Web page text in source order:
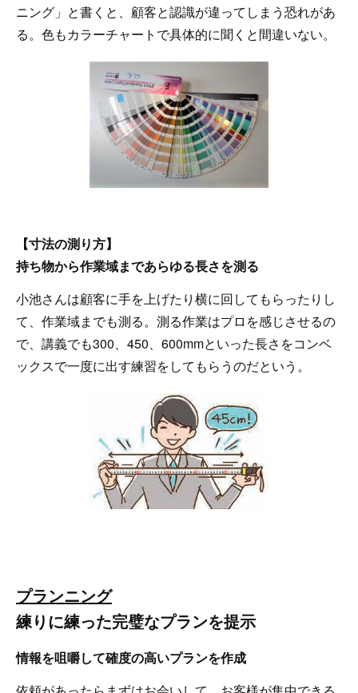
ニング」と書くと、顧客と認識が違ってしまう恐れがあ
る。色もカラーチャートで具体的に聞くと間違いない。
【寸法の測り方】
持ち物から作業域まであらゆる長さを測る
小池さんは顧客に手を上げたり横に回してもらったりし
て、作業域までも測る。測る作業はプロを感じさせるの
で、講義でも300、450、600mmといった長さをコンベ
ックスで一度に出す練習をしてもらうのだという。
プランニング
練りに練った完璧なプランを提示
情報を咀嚼して確度の高いプランを作成